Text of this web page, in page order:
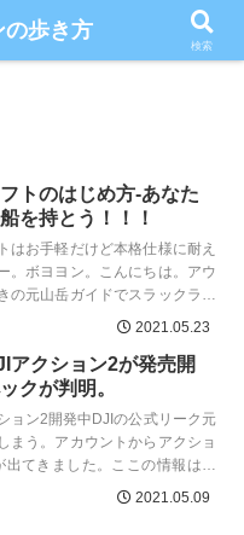
情報満載ブログ
トのはじめ方-あなた
を持とう！！！
はお手軽だけど本格仕様に耐え
。ボヨヨン。こんにちは。アウ
の元山岳ガイドでスラックライ
です。もう20年来の
2021.05.23
アクション2が発売開
クが判明。
ョン2開発中DJIの公式リーク元
まう。アカウントからアクショ
出てきました。ここの情報はす
。2月に最初情報があり、DJIair
2021.05.09
の歩き方
検索